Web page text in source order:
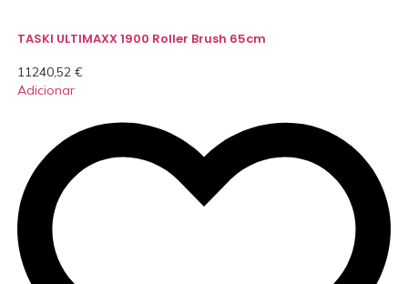
TASKI ULTIMAXX 1900 Roller Brush 65cm
11240,52 €
Adicionar